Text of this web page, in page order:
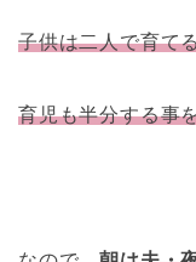
子供は二人で育て
育児も半分する事